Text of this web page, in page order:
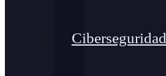
Ciberseguridad